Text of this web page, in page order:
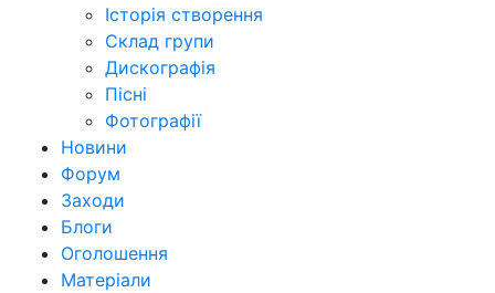
Історія створення
Склад групи
Дискографія
Пісні
Фотографії
Новини
Форум
Заходи
Блоги
Оголошення
Матеріали